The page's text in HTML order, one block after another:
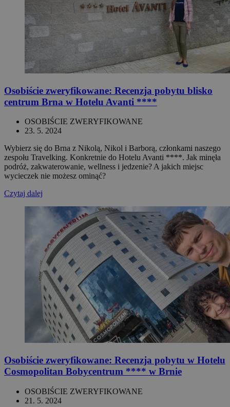
Osobiście zweryfikowane: Recenzja pobytu blisko
centrum Brna w Hotelu Avanti ****
OSOBIŚCIE ZWERYFIKOWANE
23. 5. 2024
Wybierz się do Brna z Nikolą, Nikol i Barborą, członkami naszego
zespołu Travelking. Konkretnie do Hotelu Avanti ****. Jak minęła
podróż, zakwaterowanie, wellness i jedzenie? A jakich miejsc
wycieczek nie możesz ominąć?
Czytaj dalej
Osobiście zweryfikowane: Recenzja pobytu w Hotelu
Cosmopolitan Bobycentrum **** w Brnie
OSOBIŚCIE ZWERYFIKOWANE
21. 5. 2024